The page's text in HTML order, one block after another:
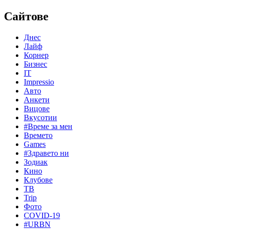
Сайтове
Днес
Лайф
Корнер
Бизнес
IT
Impressio
Авто
Анкети
Вицове
Вкусотии
#Време за мен
Времето
Games
#Здравето ни
Зодиак
Кино
Клубове
ТВ
Trip
Фото
COVID-19
#URBN